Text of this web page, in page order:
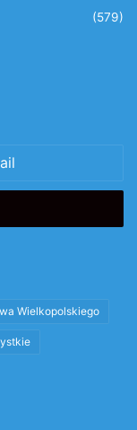
(579)
Wielkopolskiego